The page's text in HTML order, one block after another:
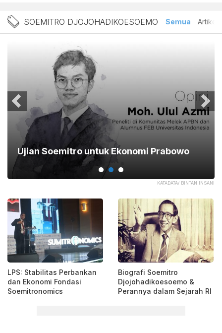
Berita Soemitro
SOEMITRO DJOJOHADIKOESOEMO Semua Artikel
KATADATA/ BINTAN INSANI
Ujian Soemitro untuk Ekonomi Prabowo
LPS: Stabilitas Perbankan
dan Ekonomi Fondasi
Soemitronomics
Biografi Soemitro
Djojohadikoesoemo &
Perannya dalam Sejarah RI